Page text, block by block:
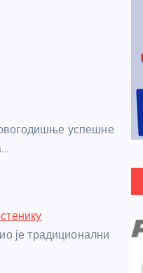
успешне
је традиционални